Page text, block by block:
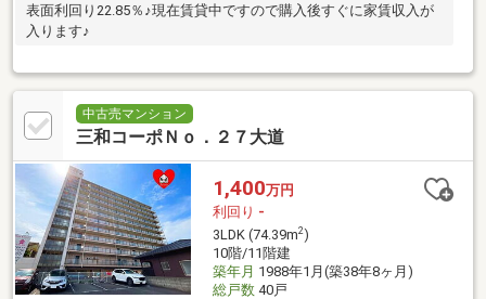
表面利回り22.85％♪現在賃貸中ですので購入後すぐに家賃収入が
入ります♪
中古売マンション
三和コーポＮｏ．２７大道
1,400万円
利回り -
3LDK (74.39m2)
10階/11階建
築年月 1988年1月(築38年8ヶ月)
総戸数40戸